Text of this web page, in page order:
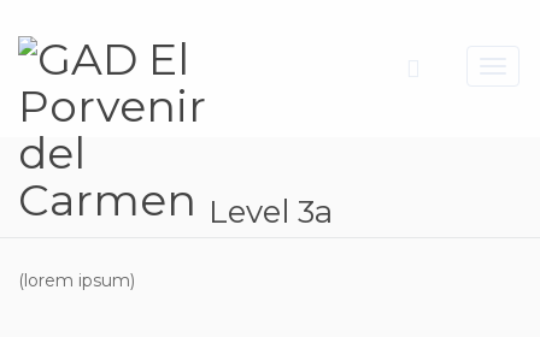
Level 3a
(lorem ipsum)